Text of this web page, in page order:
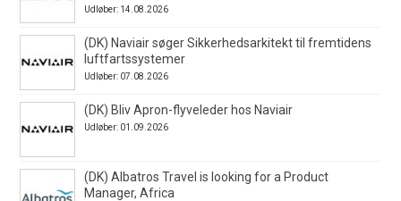
Udløber: 14.08.2026
(DK) Naviair søger Sikkerhedsarkitekt til fremtidens
luftfartssystemer
Udløber: 07.08.2026
(DK) Bliv Apron-flyveleder hos Naviair
Udløber: 01.09.2026
(DK) Albatros Travel is looking for a Product
Manager, Africa